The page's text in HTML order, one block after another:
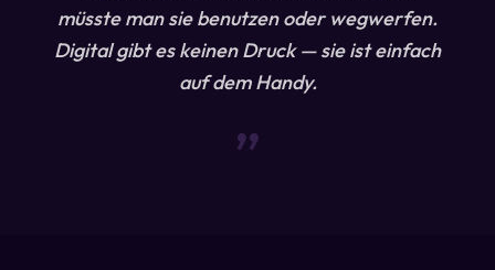
müsste man sie benutzen oder wegwerfen.
Digital gibt es keinen Druck — sie ist einfach
auf dem Handy.
“